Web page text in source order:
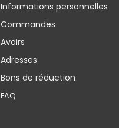
Informations personnelles
Commandes
Avoirs
Adresses
Bons de réduction
FAQ